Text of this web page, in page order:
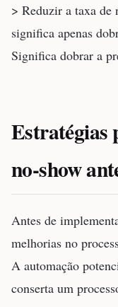
> Reduzir a taxa de
significa apenas
Significa dobrar a
Estratégias
no-show
Antes de
melhorias no
A automação
conserta um